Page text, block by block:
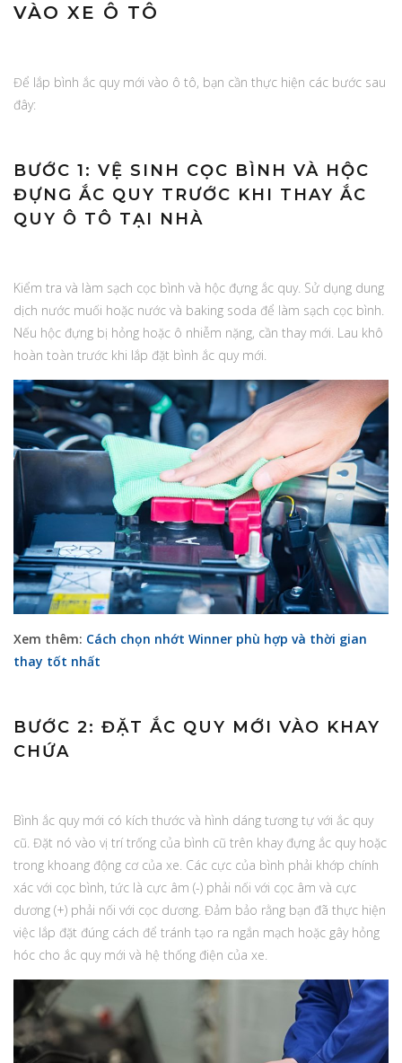
VÀO XE Ô TÔ
Để lắp bình ắc quy mới vào ô tô, bạn cần thực hiện các bước sau
đây:
BƯỚC 1: VỆ SINH CỌC BÌNH VÀ HỘC
ĐỰNG ẮC QUY TRƯỚC KHI THAY ẮC
QUY Ô TÔ TẠI NHÀ
Kiểm tra và làm sạch cọc bình và hộc đựng ắc quy. Sử dụng dung
dịch nước muối hoặc nước và baking soda để làm sạch cọc bình.
Nếu hộc đựng bị hỏng hoặc ô nhiễm nặng, cần thay mới. Lau khô
hoàn toàn trước khi lắp đặt bình ắc quy mới.
Xem thêm: Cách chọn nhớt Winner phù hợp và thời gian
thay tốt nhất
BƯỚC 2: ĐẶT ẮC QUY MỚI VÀO KHAY
CHỨA
Bình ắc quy mới có kích thước và hình dáng tương tự với ắc quy
cũ. Đặt nó vào vị trí trống của bình cũ trên khay đựng ắc quy hoặc
trong khoang động cơ của xe. Các cực của bình phải khớp chính
xác với cọc bình, tức là cực âm (-) phải nối với cọc âm và cực
dương (+) phải nối với cọc dương. Đảm bảo rằng bạn đã thực hiện
việc lắp đặt đúng cách để tránh tạo ra ngắn mạch hoặc gây hỏng
hóc cho ắc quy mới và hệ thống điện của xe.